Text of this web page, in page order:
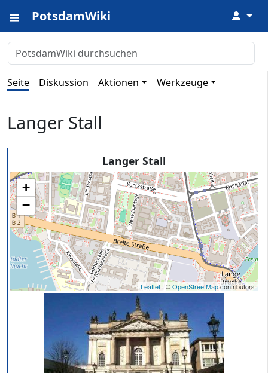
PotsdamWiki ↓
Seite Diskussion Aktionen Werkzeuge
Langer Stall
Langer Stall
+
−
Leaflet | ©OpenStreetMapcontributors